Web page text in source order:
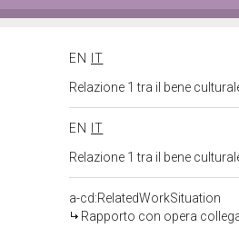
EN
IT
Relazione 1 tra il bene
EN
IT
Relazione 1 tra il bene
a-cd:RelatedWorkSituation
Rapporto con opera